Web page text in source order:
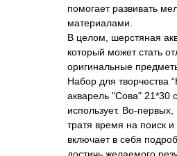
помогает развивать
материалами.
В целом, шерстяная
который может стать
оригинальные
Набор для творчества
акварель "Сова" 21*30
использует. Во-
тратя время на поиск
включает в себя